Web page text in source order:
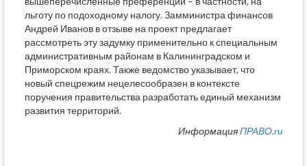
льготу по подоходному налогу. Замминистра финансов
Андрей Иванов в отзыве на проект предлагает
рассмотреть эту задумку применительно к специальным
административным районам в Калининградском и
Приморском краях. Также ведомство указывает, что
новый спецрежим нецелесообразен в контексте
поручения правительства разработать единый механизм
развития территорий.
ИнформацияПРАВО.ru